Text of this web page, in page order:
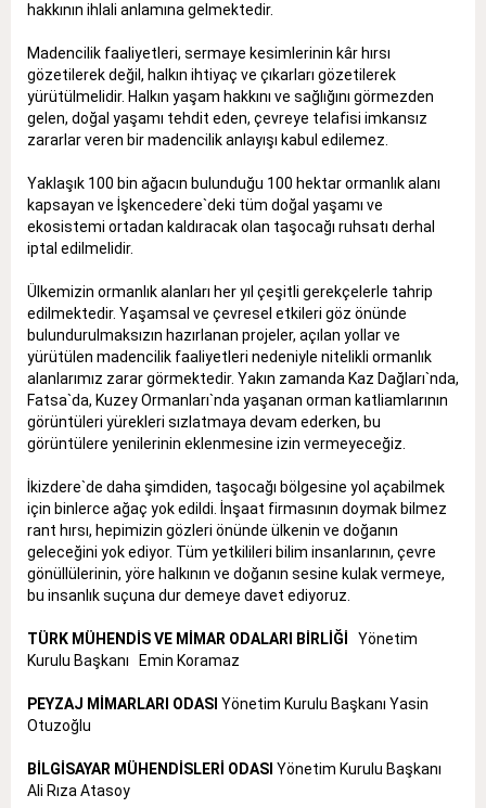
hakkının ihlali anlamına gelmektedir.
Madencilik faaliyetleri, sermaye kesimlerinin kâr hırsı
gözetilerek değil, halkın ihtiyaç ve çıkarları gözetilerek
yürütülmelidir. Halkın yaşam hakkını ve sağlığını görmezden
gelen, doğal yaşamı tehdit eden, çevreye telafisi imkansız
zararlar veren bir madencilik anlayışı kabul edilemez.
Yaklaşık 100 bin ağacın bulunduğu 100 hektar ormanlık alanı
kapsayan ve İşkencedere`deki tüm doğal yaşamı ve
ekosistemi ortadan kaldıracak olan taşocağı ruhsatı derhal
iptal edilmelidir.
Ülkemizin ormanlık alanları her yıl çeşitli gerekçelerle tahrip
edilmektedir. Yaşamsal ve çevresel etkileri göz önünde
bulundurulmaksızın hazırlanan projeler, açılan yollar ve
yürütülen madencilik faaliyetleri nedeniyle nitelikli ormanlık
alanlarımız zarar görmektedir. Yakın zamanda Kaz Dağları`nda,
Fatsa`da, Kuzey Ormanları`nda yaşanan orman katliamlarının
görüntüleri yürekleri sızlatmaya devam ederken, bu
görüntülere yenilerinin eklenmesine izin vermeyeceğiz.
İkizdere`de daha şimdiden, taşocağı bölgesine yol açabilmek
için binlerce ağaç yok edildi. İnşaat firmasının doymak bilmez
rant hırsı, hepimizin gözleri önünde ülkenin ve doğanın
geleceğini yok ediyor. Tüm yetkilileri bilim insanlarının, çevre
gönüllülerinin, yöre halkının ve doğanın sesine kulak vermeye,
bu insanlık suçuna dur demeye davet ediyoruz.
TÜRK MÜHENDİS VE MİMAR ODALARI BİRLİĞİ
Yönetim
Kurulu Başkanı Emin Koramaz
PEYZAJ MİMARLARI ODASI Yönetim Kurulu Başkanı Yasin
Otuzoğlu
BİLGİSAYAR MÜHENDİSLERİ ODASI Yönetim Kurulu Başkanı
Ali Rıza Atasoy